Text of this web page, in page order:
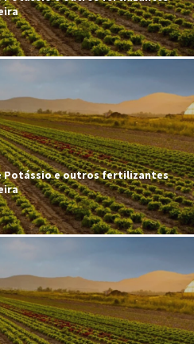
Potássio e outros fertilizantes